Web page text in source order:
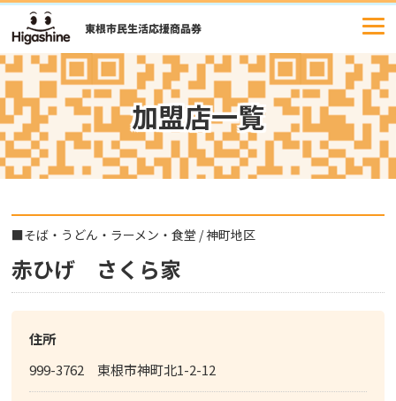
コ
ン
テ
ン
ツ
へ
ス
キ
ッ
加盟店一覧
■そば・うどん・ラーメン・食堂 /神町地区
赤ひげ さくら家
住所
999-3762 東根市神町北1-2-12